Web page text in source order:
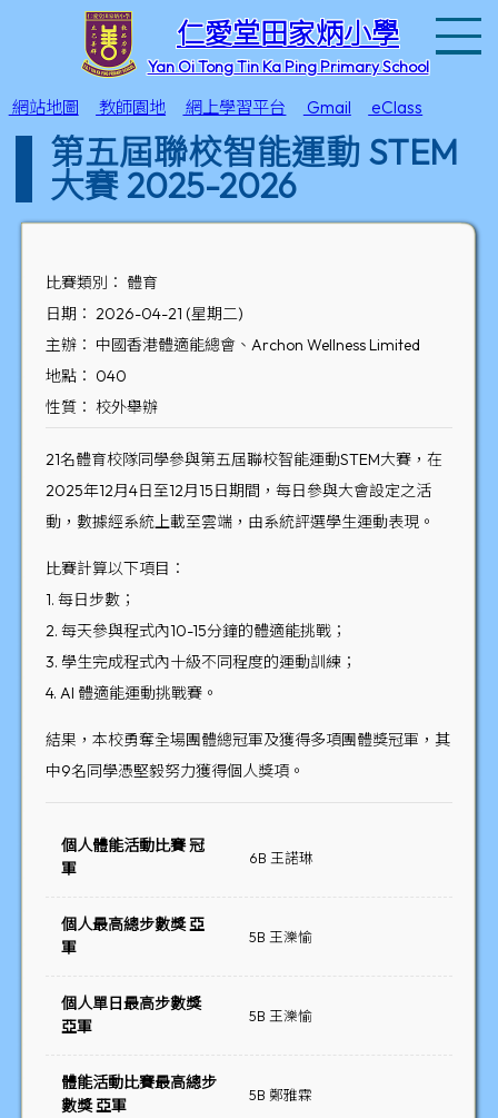
仁愛堂田家炳小學
Yan Oi Tong Tin Ka Ping Primary School
網站地圖 教師園地 網上學習平台 Gmail eClass
第五屆聯校智能運動 STEM
大賽 2025-2026
比賽類別： 體育
日期： 2026-04-21 (星期二)
主辦： 中國香港體適能總會、Archon Wellness Limited
地點： 040
性質： 校外舉辦
21名體育校隊同學參與第五屆聯校智能運動STEM大賽，在
2025年12月4日至12月15日期間，每日參與大會設定之活
動，數據經系統上載至雲端，由系統評選學生運動表現。
比賽計算以下項目：
1. 每日步數；
2. 每天參與程式內10-15分鐘的體適能挑戰；
3. 學生完成程式內十級不同程度的運動訓練；
4. AI 體適能運動挑戰賽。
結果，本校勇奪全場團體總冠軍及獲得多項團體獎冠軍，其
中9名同學憑堅毅努力獲得個人獎項。
個人體能活動比賽 冠
軍
6B 王諾琳
個人最高總步數獎 亞
軍
5B 王濼愉
個人單日最高步數獎
亞軍
5B 王濼愉
體能活動比賽最高總步
數獎 亞軍
5B 鄭雅霖